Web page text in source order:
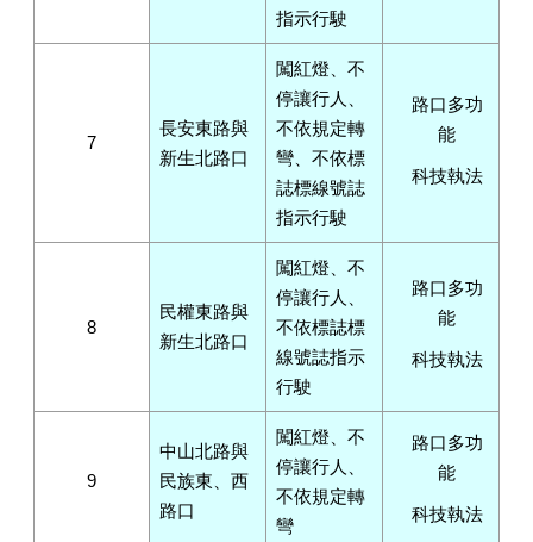
指示行駛
7
長安東路與
新生北路口
闖紅燈、不
停讓行人、
不依規定轉
彎、不依標
誌標線號誌
指示行駛
路口多功
能
科技執法
8
民權東路與
新生北路口
闖紅燈、不
停讓行人、
不依標誌標
線號誌指示
行駛
路口多功
能
科技執法
9
中山北路與
民族東、西
路口
闖紅燈、不
停讓行人、
不依規定轉
彎
路口多功
能
科技執法